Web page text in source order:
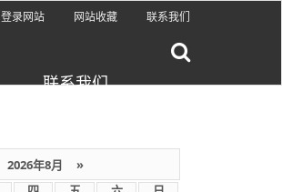
登录网站 网站收藏 联系我们
联系我们
2026年8月 »